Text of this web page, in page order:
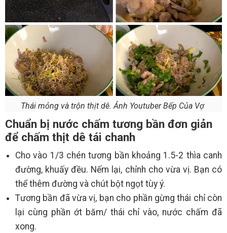
Thái mỏng và trộn thịt dê. Ảnh Youtuber Bếp Của Vợ
Chuẩn bị nước chấm tương bần đơn giản
để chấm thịt dê tái chanh
Cho vào 1/3 chén tương bần khoảng 1.5-2 thìa canh
đường, khuấy đều. Nếm lại, chỉnh cho vừa vị. Bạn có
thể thêm đường và chút bột ngọt tùy ý.
Tương bần đã vừa vị, bạn cho phần gừng thái chỉ còn
lại cùng phần ớt băm/ thái chỉ vào, nước chấm đã
xong.